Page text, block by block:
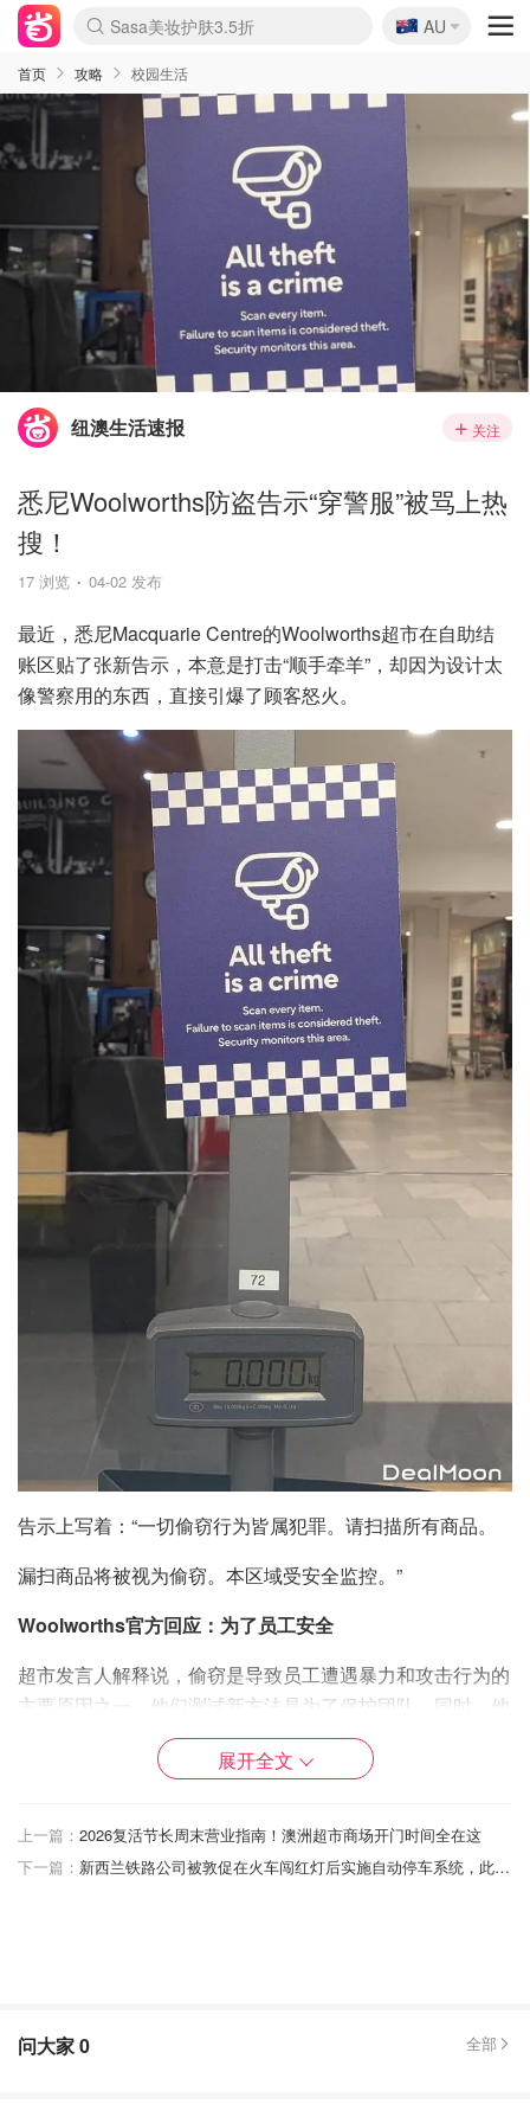
lululemon折扣上新
Sasa美妆护肤3.5折
SSENSE年中3折
FreshBeauty好价汇总
Cettire降价+叠9折
WWS Coles超市实拍
viagogo二手票捡漏
Myer超级周末1折
The Outnet奢牌1折起
David Jones 3折起
Flannels大牌1折
Perfumes Club护肤1折
AMIRO返校季6.2折
Amazon折扣汇总
eToro入金$200送$50
Amazon数码好物
ICONIC本周7.5折
ThedoubleF高奢地板价
Moose Knuckles 6折
丝芙兰5折起
EUFY官网3.7折起
Selenichast首饰2折
Trip机票酒店促销
YSL送5件彩妆礼
Amazon家居好物
Amazon美妆护肤
雅漾大喷$8
过敏原检测盒$33
伊索独家赠50ml沐浴露
科颜氏清仓3折
SEALIFE海洋馆门票6折
丝塔芙大白罐$16
订阅Newsletter送香薰
Cult Beauty 6.8折
Harrods圣诞日历2.3折
LN-CC奢牌私促3折
d'Alba空姐喷雾$16
EVE LOM套装逆天2折
Bernardelli独家4折
Adore Beauty 6折起
CT圣诞日历
Mytheresa奢品2.7折
Luxury Escapes 9折
Currentbody美容仪9折
MOON Garden Live
Roborock扫地机3.7折
Tingo Life水杯$24
Valentino官网5折
CR洗发护发6.3折
修丽可套装7.4折
Myer彩妆2件7折
GANNI官网4.5折
Stylevana韩妆4折
Tessabit高奢8.5折
OGX洗护4折
Amazon阿德莱德次日达
卡诗8.5折+赠礼
Philips Hue灯具8折
🇦🇺
AU
首页 攻略 校园生活
纽澳生活速报 关注
悉尼Woolworths防盗告示“穿警服”被骂上热
搜！
17 浏览 04-02 发布
最近，悉尼Macquarie Centre的Woolworths超市在自助结
账区贴了张新告示，本意是打击“顺手牵羊”，却因为设计太
像警察用的东西，直接引爆了顾客怒火。
告示上写着：“一切偷窃行为皆属犯罪。请扫描所有商品。
漏扫商品将被视为偷窃。本区域受安全监控。”
Woolworths官方回应：为了员工安全
超市发言人解释说，偷窃是导致员工遭遇暴力和攻击行为的
主要原因之一，他们测试新方法是为了保护团队。同时，他
们也感谢绝大多数守规矩的顾客。
展开全文
上一篇： 2026复活节长周末营业指南！澳洲超市商场开门时间全在这
下一篇：
新西兰铁路公司被敦促在火车闯红灯后实施自动停车系统，此前曾发生险情。
问大家0 全部